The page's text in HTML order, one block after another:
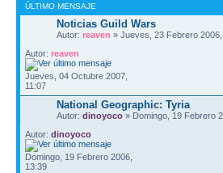
ÚLTIMO MENSAJE
Noticias Guild Wars
Autor: reaven » Jueves, 23 Febrero
Autor: reaven
Jueves, 04 Octubre 2007,
11:07
National Geographic: Tyria
Autor: dinoyoco » Domingo, 19 Febrero
Autor: dinoyoco
Domingo, 19 Febrero 2006,
13:39